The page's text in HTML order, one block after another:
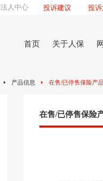
法人中心 投诉建议 投
首页 关于人保
产品信息 在售/已停售保险产
在售/已停售保险